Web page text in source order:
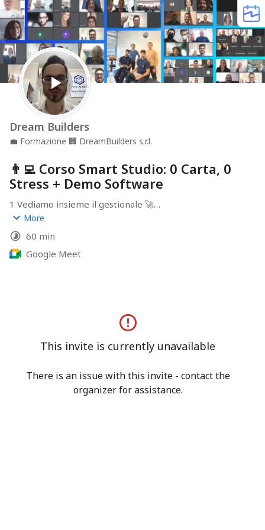
Dream Builders
💼 Formazione 🏢 DreamBuilders s.r.l.
👨‍💻 Corso Smart Studio: 0 Carta, 0
Stress + Demo Software
1 Vediamo insieme il gestionale 🚀
2 Consigli e suggerimenti dai nostri esperti digitali 👨‍💻
3 Sessione di domande e risposte 👨‍⚕️👨‍💻👩‍⚕️👩‍💻
More
60 min
Google Meet
This invite is currently unavailable
There is an issue with this invite - contact the
organizer for assistance.